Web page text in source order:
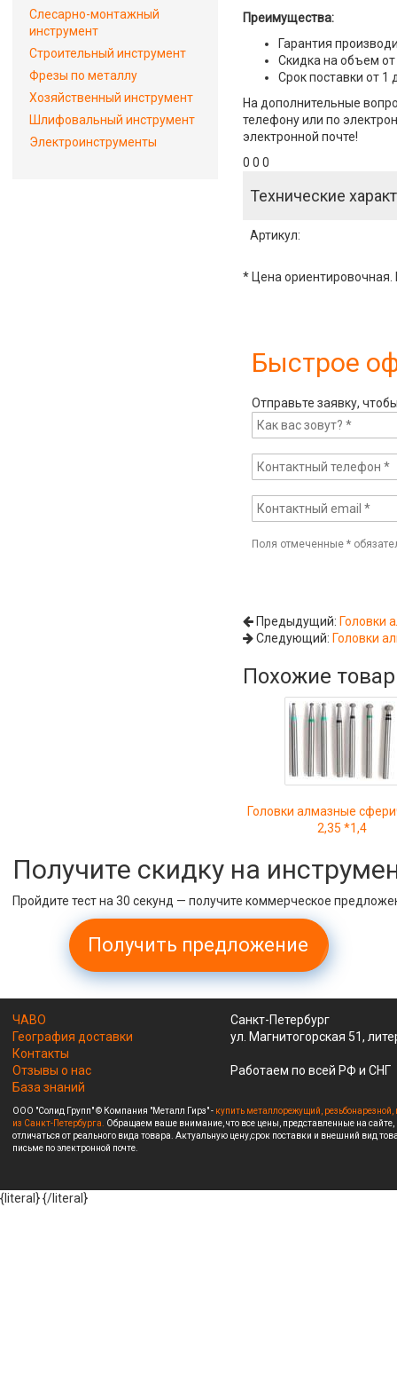
Преимущества:
Гарантия
Скидка на объем от
Срок поставки от 1
На дополнительные
телефону или по
электронной почте!
0 0 0
Технические
Артикул:
* Цена ориентировочная.
Быстрое
Отправьте заявку,
Поля отмеченные*
Предыдущий: Головки
Следующий: Головки
Похожие
Головки алмазные
2,35 *1,4
Слесарно-монтажный
инструмент
Строительный инструмент
Фрезы по металлу
Хозяйственный инструмент
Шлифовальный инструмент
Электроинструменты
Получите скидку на
Пройдите тест на 30 секунд — получите коммерческое
Получить предложение
ЧАВО
География доставки
Контакты
Отзывы о нас
База знаний
Санкт-Петербург
ул. Магнитогорская 51,
Работаем по всей РФ и СНГ
ООО "Солид Групп" © Компания "Металл Гирз" - купить металлорежущий,
из Санкт-Петербурга. Обращаем ваше внимание, что все цены, представленные на
отличаться от реального вида товара. Актуальную цену,срок поставки и внешний вид
письме по электронной почте.
{literal}{/literal}